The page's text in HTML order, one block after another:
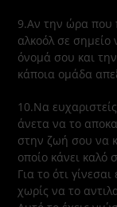
9.Αν την ώρα που
αλκοόλ σε σημείο
όνομά σου και
κάποια ομάδα
10.Να
άνετα να το
στην ζωή σου να
οποίο κάνει
Για το ότι
χωρίς να το